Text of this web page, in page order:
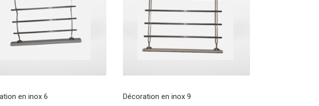
en inox 6 Décoration en inox 9